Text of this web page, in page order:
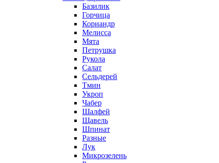
Базилик
Горчица
Кориандр
Мелисса
Мята
Петрушка
Рукола
Салат
Сельдерей
Тмин
Укроп
Чабер
Шалфей
Щавель
Шпинат
Разные
Лук
Микрозелень